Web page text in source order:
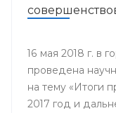
16 мая 2018 г. в
проведена
на тему «Итоги
2017 год и